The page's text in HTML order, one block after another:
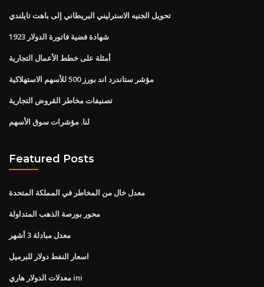
تحويل الجنيه الاسترليني البريطاني إلى باهت تايلندي
شهادة فضية فاتورة الدولار 1923
أمثلة على خطط الأعمال التجارية
مؤشر ستاندرد اند بورز 500 للأسهم الاستهلاكية
تصنيفات مخاطر القروض التجارية
لنا. مؤشرات سوق الأسهم
Featured Posts
معدل خال من المخاطر في المملكة المتحدة
محور بورصة الذهب المتداولة
معدل مبادلة 3 أشهر
اسعار النفط دولار للبرميل
معدلات الدولار هاري ini